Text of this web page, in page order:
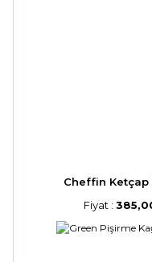
Cheffin Ketçap
Fiyat :